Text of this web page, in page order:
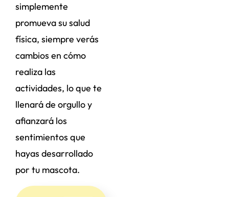
simplemente
promueva su salud
física, siempre verás
cambios en cómo
realiza las
actividades, lo que te
llenará de orgullo y
afianzará los
sentimientos que
hayas desarrollado
por tu mascota.